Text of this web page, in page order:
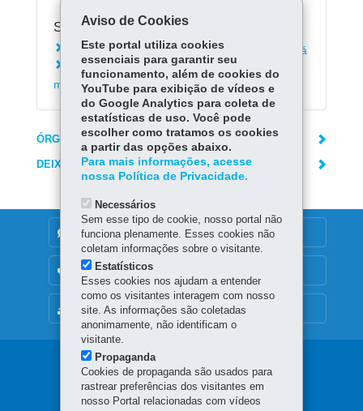
Serviços Relacionados:
Solicitar medicamentos à Farmácia do Paraná
Reagendar horário para retirada de
medicamentos na Farmácia do Paraná
ÓRGÃO RESPONSÁVEL
DEIXE SUA OPINIÃO
MAPA DO SITE
DENUNCIE CORRUPÇÃO
OUVIDORIA
Navegação
principal
Aviso de Cookies
Este portal utiliza cookies
essenciais para garantir seu
funcionamento, além de cookies do
YouTube para exibição de vídeos e
do Google Analytics para coleta de
estatísticas de uso. Você pode
escolher como tratamos os cookies
a partir das opções abaixo.
Para mais informações, acesse
nossa Política de Privacidade.
Necessários
Sem esse tipo de cookie, nosso portal não
funciona plenamente. Esses cookies não
coletam informações sobre o visitante.
Estatísticos
Esses cookies nos ajudam a entender
como os visitantes interagem com nosso
site. As informações são coletadas
anonimamente, não identificam o
visitante.
Propaganda
Cookies de propaganda são usados para
rastrear preferências dos visitantes em
nosso Portal relacionadas com vídeos